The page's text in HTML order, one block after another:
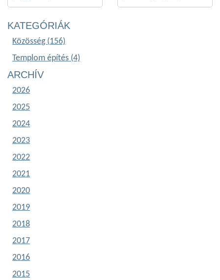
KATEGÓRIÁK
Közösség (156)
Templom építés (4)
ARCHÍV
2026
2025
2024
2023
2022
2021
2020
2019
2018
2017
2016
2015